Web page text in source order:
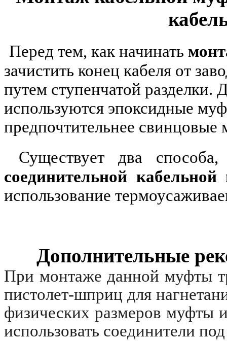
Перед тем, как начинать
зачистить конец кабеля от
путем ступенчатой разделки.
используются эпоксидные
предпочтительнее свинцовые
Существует два
соединительной
использование
Дополнительные
При монтаже данной муфты
пистолет-шприц для
физических размеров муфты
использовать соединители